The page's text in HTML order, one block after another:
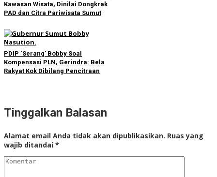
Kawasan Wisata, Dinilai Dongkrak
PAD dan Citra Pariwisata Sumut
PDIP ‘Serang’ Bobby Soal
Kompensasi PLN, Gerindra: Bela
Rakyat Kok Dibilang Pencitraan
Tinggalkan Balasan
Alamat email Anda tidak akan dipublikasikan. Ruas yang
wajib ditandai *